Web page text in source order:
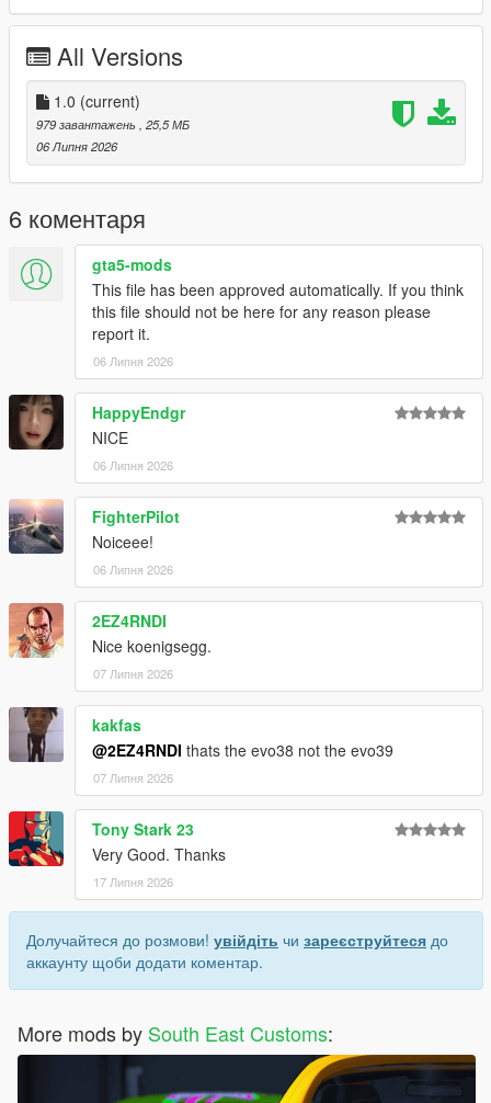
P1 - Bodyshell 1
----# Utilities #----
P4 - Rims
P6 - Interior Leather #1
P7 - Interior Leather #2
POLYCOUNT:
L0: [RAW]
- Vertices: 224k
- Polygons: 298k
Size: [RAW]
YFT Size: 7.9MB
YTD Size: 10.1MB
CREDITS:
Car - SouthX, CSR2
Screenshots - happyendgr
Texturing, Materials, Convert - SouthX
++++ INSTALLATION ++++
Installation for add-on:
1. Drag the folder (sxkim38) into dlcpacks
(mods>update>x64>dlcpacks)
2. Edit dlclist (mods>update>update.rpf>common>data>) and
add this line under the previous line:
dlcpacks:/sxkim38/
3. Save dlclist and enjoy
"Spawn name: sxkim38"
All Versions
1.0 (current)
979 завантажень , 25,5 МБ
06 Липня 2026
6 коментаря
gta5-mods
This file has been approved automatically. If you think
this file should not be here for any reason please
report it.
06 Липня 2026
HappyEndgr
NICE
06 Липня 2026
FighterPilot
Noiceee!
06 Липня 2026
2EZ4RNDI
Nice koenigsegg.
07 Липня 2026
kakfas
@2EZ4RNDI thats the evo38 not the evo39
07 Липня 2026
Tony Stark 23
Very Good. Thanks
17 Липня 2026
Долучайтеся до розмови! увійдіть чи зареєструйтеся до
аккаунту щоби додати коментар.
More mods by South East Customs: